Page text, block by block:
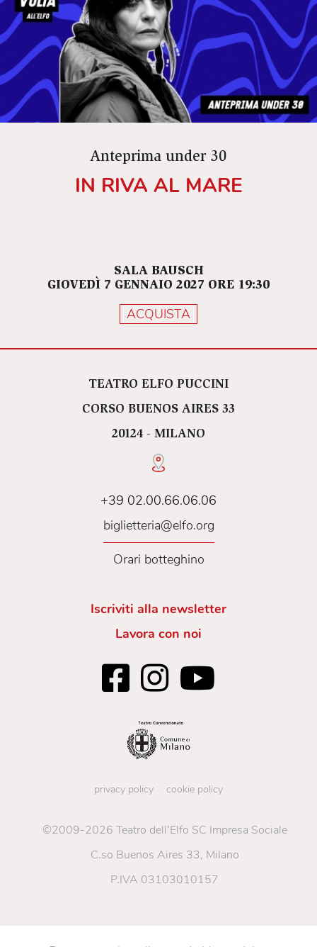
Anteprima under 30
IN RIVA AL MARE
SALA BAUSCH
GIOVEDÌ 7 GENNAIO 2027 ORE 19:30
ACQUISTA
TEATRO ELFO PUCCINI
CORSO BUENOS AIRES 33
20124 - MILANO
+39 02.00.66.06.06
biglietteria@elfo.org
Orari botteghino
Iscriviti alla newsletter
Lavora con noi
privacy policy cookie policy
©2009-2026 Teatro dell’Elfo SC Impresa Sociale
C.so Buenos Aires 33, Milano
P.IVA 03103010157